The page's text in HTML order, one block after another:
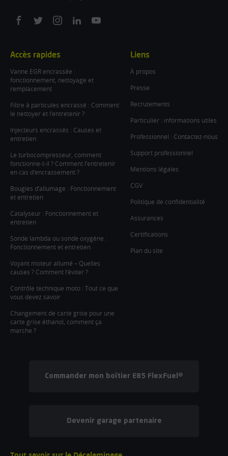
On
On
On
On
On
Accès rapides
Vanne EGR encrassée :
fonctionnement, nettoyage et
remplacement
Filtre à particules encrassé : Comment
le nettoyer et l’entretenir ?
Injecteurs encrassés : Causes et
entretien
Le turbocompresseur, comment
fonctionne-t-il ? Comment l’entretenir
en cas d’encrassement ?
Bougies d’allumage : Fonctionnement
et entretien
Catalyseur : Fonctionnement et
entretien
Sonde lambda ou sonde oxygène :
Fonctionnement et entretien
Voyant moteur allumé – Quelles
causes ? Comment l’éviter ?
Contrôle technique moto : Tout ce que
vous devez savoir
Changement de carte grise pour une
carte grise éthanol, comment ça
marche ?
Liens
À propos
Presse
Recrutements
Particulier : informations utiles
Professionnel : Contactez-nous
Support professionnel
Mentions légales
CGV
Politique de confidentialité
Assurances
Certifications
Plan du site
Commander mon boîtier E85 FlexFuel®
Devenir garage partenaire